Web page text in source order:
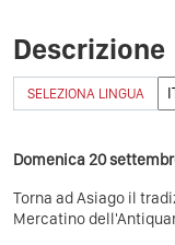
Descrizione
SELEZIONA LINGUA
Domenica 20
Torna ad Asiago il
Mercatino